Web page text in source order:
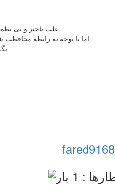
علت تاخیر و بی
اما با توجه به رابطه
fared9168